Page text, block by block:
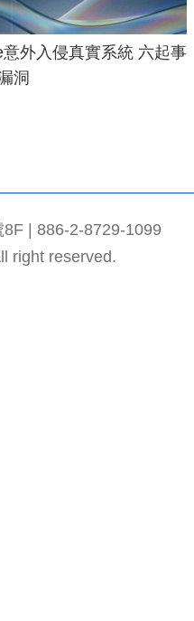
外入侵真實系統 六起事
洞
| 886-2-8729-1099
right reserved.